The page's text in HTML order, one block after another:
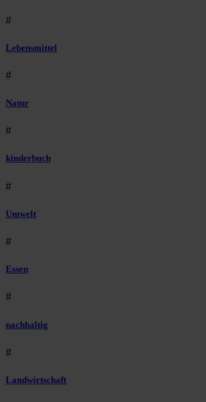
#
Lebensmittel
#
Natur
#
kinderbuch
#
Umwelt
#
Essen
#
nachhaltig
#
Landwirtschaft